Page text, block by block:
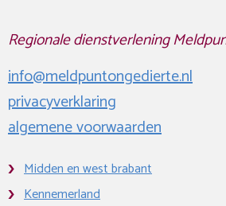
Regionale dienstverlening
info@meldpuntongedierte.nl
privacyverklaring
algemene voorwaarden
Midden en west brabant
Kennemerland